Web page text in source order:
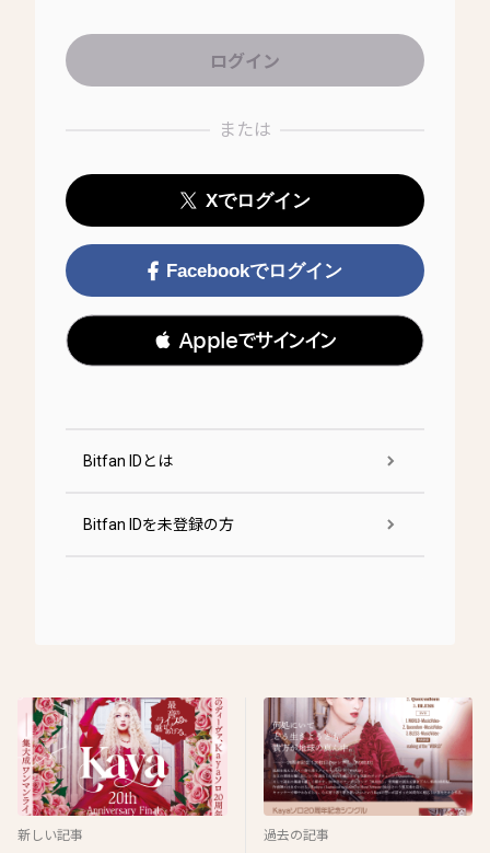
または
Xでログイン
Facebookでログイン
 Appleでサインイン
Bitfan IDとは
Bitfan IDを未登録の方
新しい記事 過去の記事